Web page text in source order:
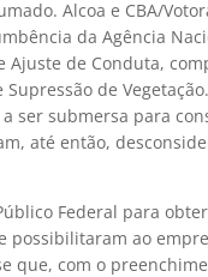
Alcoa e CBA/
da Agência
Ajuste de Conduta,
de
ser submersa para
até então,
Federal para
possibilitaram ao
que, com o